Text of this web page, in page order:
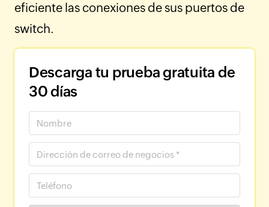
eficiente las conexiones de sus puertos de
switch.
Descarga tu prueba gratuita de
30 días